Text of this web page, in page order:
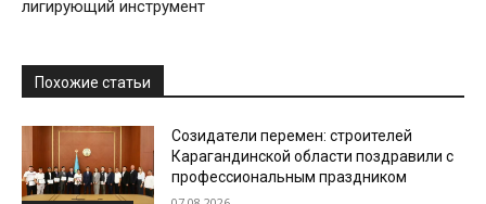
лигирующий инструмент
Похожие статьи
Созидатели перемен: строителей
Карагандинской области поздравили с
профессиональным праздником